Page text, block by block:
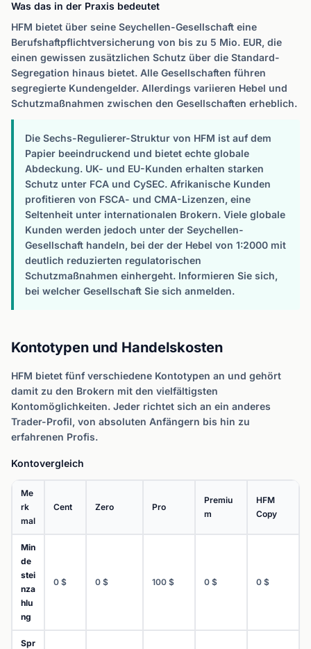
Was das in der Praxis bedeutet
HFM bietet über seine Seychellen-Gesellschaft eine
Berufshaftpflichtversicherung von bis zu 5 Mio. EUR, die
einen gewissen zusätzlichen Schutz über die Standard-
Segregation hinaus bietet. Alle Gesellschaften führen
segregierte Kundengelder. Allerdings variieren Hebel und
Schutzmaßnahmen zwischen den Gesellschaften erheblich.
Die Sechs-Regulierer-Struktur von HFM ist auf dem
Papier beeindruckend und bietet echte globale
Abdeckung. UK- und EU-Kunden erhalten starken
Schutz unter FCA und CySEC. Afrikanische Kunden
profitieren von FSCA- und CMA-Lizenzen, eine
Seltenheit unter internationalen Brokern. Viele globale
Kunden werden jedoch unter der Seychellen-
Gesellschaft handeln, bei der der Hebel von 1:2000 mit
deutlich reduzierten regulatorischen
Schutzmaßnahmen einhergeht. Informieren Sie sich,
bei welcher Gesellschaft Sie sich anmelden.
Kontotypen und Handelskosten
HFM bietet fünf verschiedene Kontotypen an und gehört
damit zu den Brokern mit den vielfältigsten
Kontomöglichkeiten. Jeder richtet sich an ein anderes
Trader-Profil, von absoluten Anfängern bis hin zu
erfahrenen Profis.
Kontovergleich
Me
rk
mal
Cent Zero Pro
Premiu
m
HFM
Copy
Min
de
stei
nza
hlu
ng
0 $ 0 $ 100 $ 0 $ 0 $
Spr